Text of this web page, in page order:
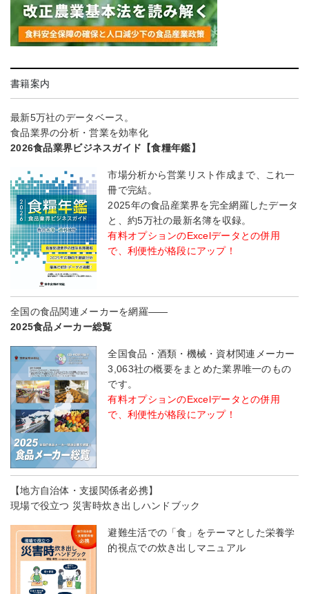
書籍案内
最新5万社のデータベース。
食品業界の分析・営業を効率化
2026食品業界ビジネスガイド【食糧年鑑】
市場分析から営業リスト作成まで、これ一
冊で完結。
2025年の食品産業界を完全網羅したデータ
と、約5万社の最新名簿を収録。
有料オプションのExcelデータとの併用
で、利便性が格段にアップ！
全国の食品関連メーカーを網羅――
2025食品メーカー総覧
全国食品・酒類・機械・資材関連メーカー
3,063社の概要をまとめた業界唯一のもの
です。
有料オプションのExcelデータとの併用
で、利便性が格段にアップ！
【地方自治体・支援関係者必携】
現場で役立つ 災害時炊き出しハンドブック
避難生活での「食」をテーマとした栄養学
的視点での炊き出しマニュアル